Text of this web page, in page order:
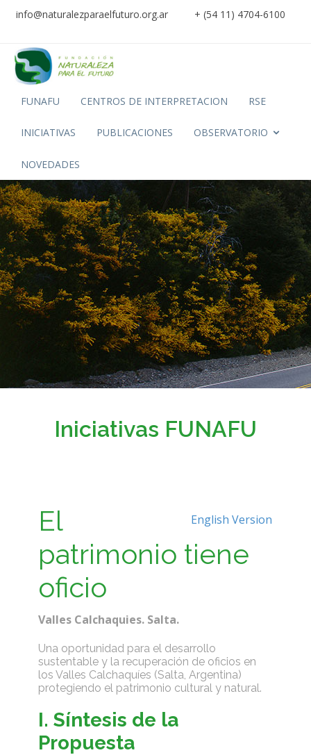
info@naturalezparaelfuturo.org.ar + (54 11) 4704-6100
FUNAFU CENTROS DE INTERPRETACION RSE
INICIATIVAS PUBLICACIONES OBSERVATORIO
NOVEDADES
Iniciativas FUNAFU
English Version
El
patrimonio tiene
oficio
Valles Calchaquies. Salta.
Una oportunidad para el desarrollo
sustentable y la recuperación de oficios en
los Valles Calchaquíes (Salta, Argentina)
protegiendo el patrimonio cultural y natural.
I. Síntesis de la
Propuesta